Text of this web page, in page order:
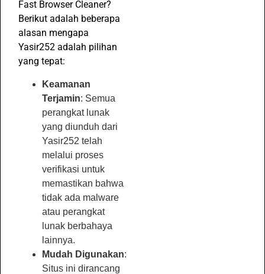
Fast Browser Cleaner?
Berikut adalah beberapa
alasan mengapa
Yasir252 adalah pilihan
yang tepat:
Keamanan
Terjamin: Semua
perangkat lunak
yang diunduh dari
Yasir252 telah
melalui proses
verifikasi untuk
memastikan bahwa
tidak ada malware
atau perangkat
lunak berbahaya
lainnya.
Mudah Digunakan:
Situs ini dirancang